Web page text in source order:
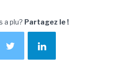
a plu? Partagez le !